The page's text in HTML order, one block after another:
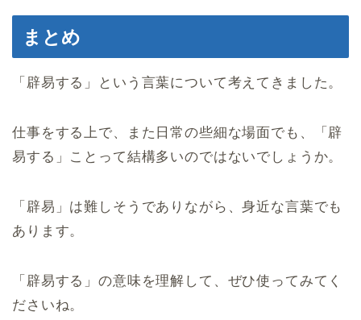
まとめ
「辟易する」という言葉について考えてきました。
仕事をする上で、また日常の些細な場面でも、「辟
易する」ことって結構多いのではないでしょうか。
「辟易」は難しそうでありながら、身近な言葉でも
あります。
「辟易する」の意味を理解して、ぜひ使ってみてく
ださいね。